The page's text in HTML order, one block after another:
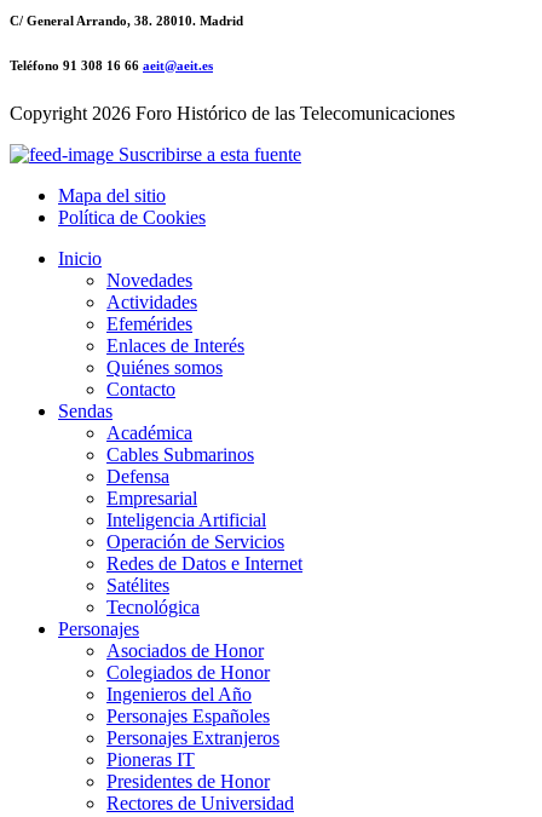
C/ General Arrando, 38. 28010. Madrid
Teléfono 91 308 16 66 aeit@aeit.es
Copyright 2026 Foro Histórico de las Telecomunicaciones
Suscribirse a esta fuente
Mapa del sitio
Política de Cookies
Inicio
Novedades
Actividades
Efemérides
Enlaces de Interés
Quiénes somos
Contacto
Sendas
Académica
Cables Submarinos
Defensa
Empresarial
Inteligencia Artificial
Operación de Servicios
Redes de Datos e Internet
Satélites
Tecnológica
Personajes
Asociados de Honor
Colegiados de Honor
Ingenieros del Año
Personajes Españoles
Personajes Extranjeros
Pioneras IT
Presidentes de Honor
Rectores de Universidad